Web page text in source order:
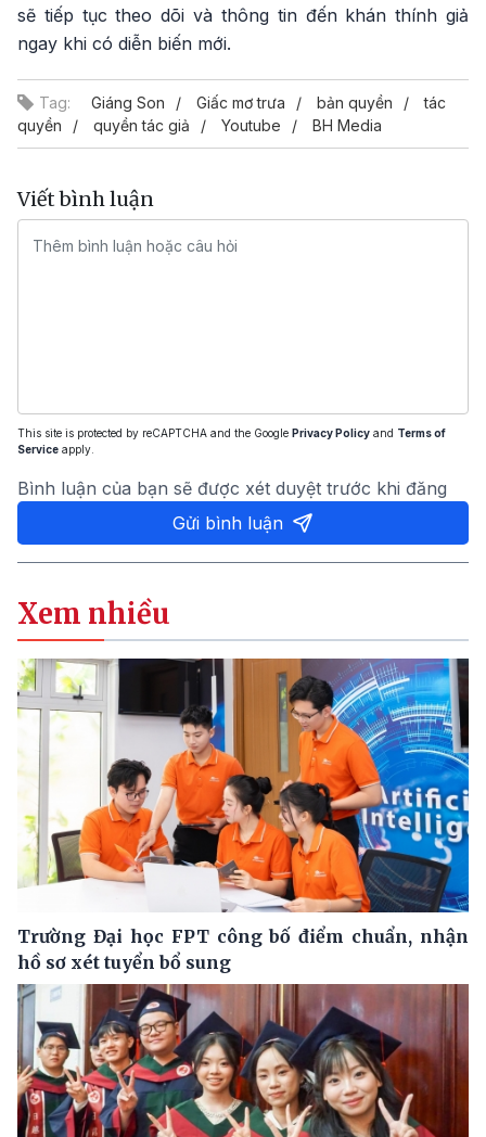
sẽ tiếp tục theo dõi và thông tin đến khán thính giả
ngay khi có diễn biến mới.
Tag: Giáng Son Giấc mơ trưa bản quyền
tác
quyền
quyền tác giả Youtube BH Media
Viết bình luận
This site is protected by reCAPTCHA and the Google Privacy Policy and Terms of
Service apply.
Bình luận của bạn sẽ được xét duyệt trước khi đăng
Gửi bình luận
Xem nhiều
Trường Đại học FPT công bố điểm chuẩn, nhận
hồ sơ xét tuyển bổ sung